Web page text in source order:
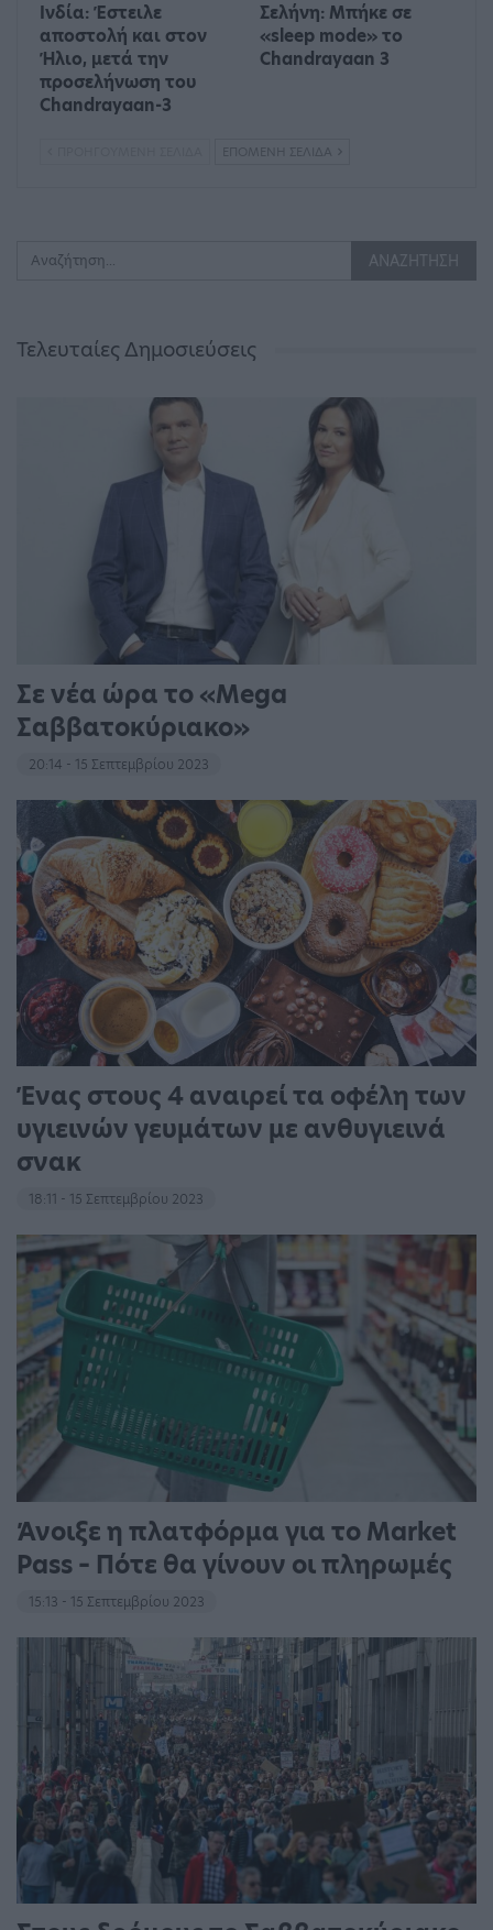
Ινδία: Έστειλε
αποστολή και στον
Ήλιο, μετά την
προσελήνωση του
Chandrayaan-3
Σελήνη: Μπήκε σε
«sleep mode» το
Chandrayaan 3
ΕΠΌΜΕΝΗ ΣΕΛΊΔΑ
Τελευταίες Δημοσιεύσεις
Σε νέα ώρα το «Mega
Σαββατοκύριακο»
20:14 - 15 Σεπτεμβρίου 2023
Ένας στους 4 αναιρεί τα οφέλη των
υγιεινών γευμάτων με ανθυγιεινά
σνακ
18:11 - 15 Σεπτεμβρίου 2023
Άνοιξε η πλατφόρμα για το Market
Pass – Πότε θα γίνουν οι πληρωμές
15:13 - 15 Σεπτεμβρίου 2023